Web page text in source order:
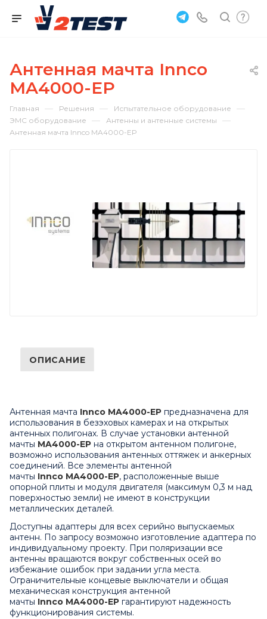
Антенная мачта Innco
MA4000-EP
Главная — Решения — Испытательное оборудование —
ЭМС оборудование — Антенны и антенные системы —
Антенная мачта Innco MA4000-EP
ОПИСАНИЕ
Антенная мачта Innco MA4000-EP предназначена для
использования в безэховых камерах и на открытых
антенных полигонах. В случае установки антенной
мачты MA4000-EP на открытом антенном полигоне,
возможно использования антенных оттяжек и анкерных
соединений. Все элементы антенной
мачты Innco MA4000-EP, расположенные выше
опорной плиты и модуля двигателя (максимум 0,3 м над
поверхностью земли) не имеют в конструкции
металлических деталей.
Доступны адаптеры для всех серийно выпускаемых
антенн. По запросу возможно изготовление адаптера по
индивидуальному проекту. При поляризации все
антенны вращаются вокруг собственных осей во
избежание ошибок при задании угла места.
Ограничительные концевые выключатели и общая
механическая конструкция антенной
мачты Innco MA4000-EP гарантируют надежность
функционирования системы.